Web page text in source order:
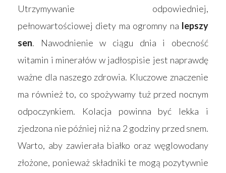
Utrzymywanie odpowiedniej,
pełnowartościowej diety ma ogromny na lepszy
sen. Nawodnienie w ciągu dnia i obecność
witamin i minerałów w jadłospisie jest naprawdę
ważne dla naszego zdrowia. Kluczowe znaczenie
ma również to, co spożywamy tuż przed nocnym
odpoczynkiem. Kolacja powinna być lekka i
zjedzona nie później niż na 2 godziny przed snem.
Warto, aby zawierała białko oraz węglowodany
złożone, ponieważ składniki te mogą pozytywnie